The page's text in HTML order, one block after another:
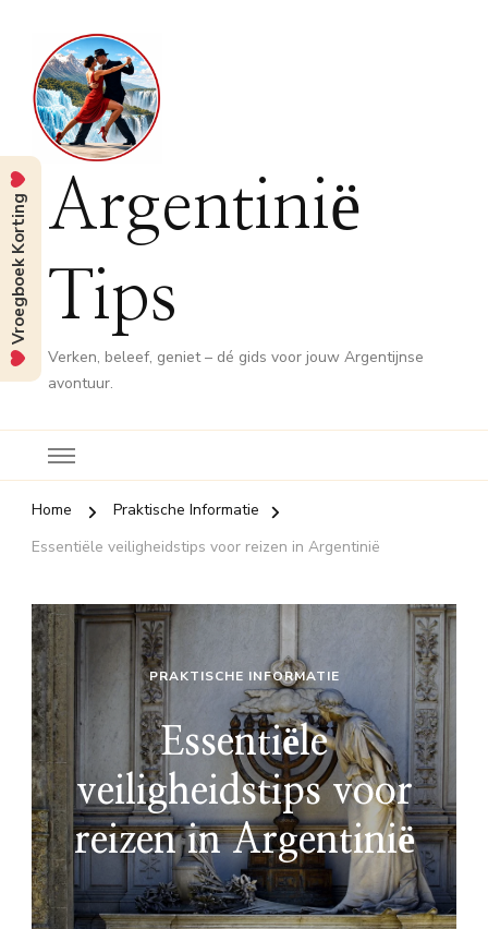
Argentinië
Tips
Verken, beleef, geniet – dé gids voor jouw Argentijnse
avontuur.
Home
Praktische Informatie
Essentiële veiligheidstips voor reizen in Argentinië
PRAKTISCHE INFORMATIE
Essentiële
veiligheidstips voor
reizen in Argentinië
Vroegboek Korting